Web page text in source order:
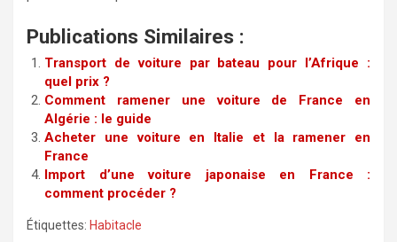
Publications Similaires :
Transport de voiture par bateau pour l’Afrique :
quel prix ?
Comment ramener une voiture de France en
Algérie : le guide
Acheter une voiture en Italie et la ramener en
France
Import d’une voiture japonaise en France :
comment procéder ?
Étiquettes: Habitacle